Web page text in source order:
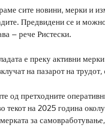
сите новини, мерки и
Предвидени се и
– рече Ристески.
е преку активни
на пазарот на
од претходните
текот на 2025 година
за